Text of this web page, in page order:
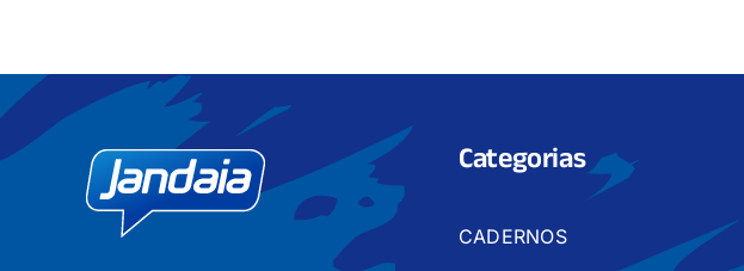
Categorias
CADERNOS